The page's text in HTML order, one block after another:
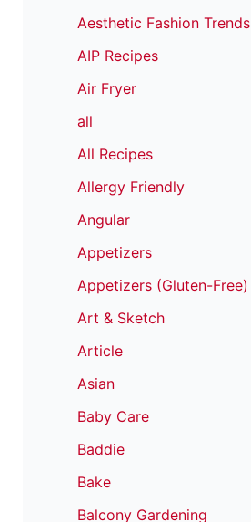
Aesthetic Fashion Trends
AIP Recipes
Air Fryer
all
All Recipes
Allergy Friendly
Angular
Appetizers
Appetizers (Gluten-Free)
Art & Sketch
Article
Asian
Baby Care
Baddie
Bake
Balcony Gardening